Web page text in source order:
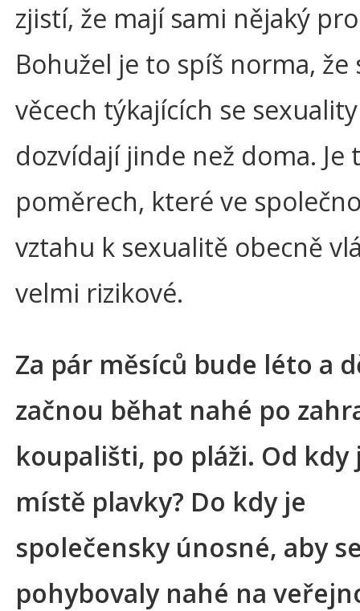
zjistí, že mají sami nějaký
Bohužel je to spíš norma, že
věcech týkajících se sexuality
dozvídají jinde než doma. Je
poměrech, které ve
vztahu k sexualitě obecně
velmi rizikové.
Za pár měsíců bude léto a
začnou běhat nahé po
koupališti, po pláži. Od kdy
místě plavky? Do kdy je
společensky únosné, aby
pohybovaly nahé na